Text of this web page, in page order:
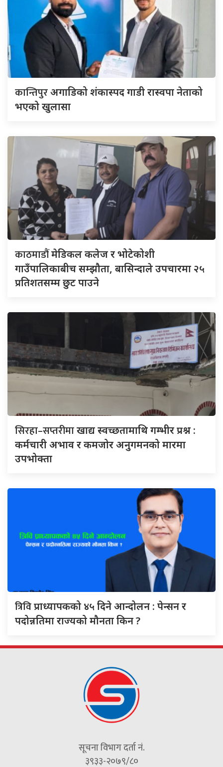
कान्तिपुरअगाडिको शंकास्पद गाडी रास्वपा नेताको
भएको खुलासा
काठमाडौंमेडिकल कलेज र भोटेकोशी
गाउँपालिकाबीच सम्झौता, बासिन्दाले उपचारमा २५
प्रतिशतसम्म छुट पाउने
सिरहा–सप्तरीमाखाद्य स्वच्छतामाथि गम्भीर प्रश्न :
कर्मचारी अभाव र कमजोर अनुगमनको मारमा
उपभोक्ता
त्रिविप्राध्यापकको ४५ दिने आन्दोलन : पेन्सन र
पदोन्नतिमा राज्यको मौनता किन ?
सूचना विभाग दर्ता नं.
३९३३-२०७९/८०